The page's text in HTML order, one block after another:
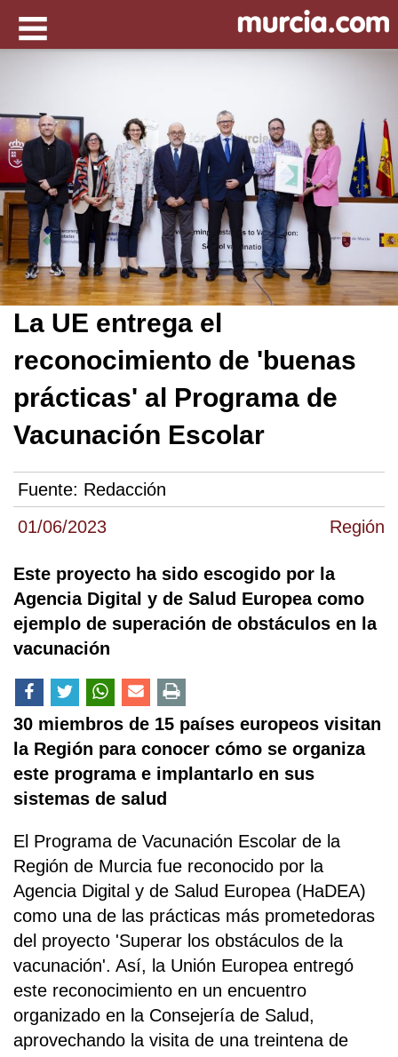
01/06/2023 Región
La UE entrega el
reconocimiento de 'buenas
prácticas' al Programa de
Vacunación Escolar
Fuente: Redacción
Este proyecto ha sido escogido por la
Agencia Digital y de Salud Europea como
ejemplo de superación de obstáculos en la
vacunación
30 miembros de 15 países europeos visitan
la Región para conocer cómo se organiza
este programa e implantarlo en sus
sistemas de salud
El Programa de Vacunación Escolar de la
Región de Murcia fue reconocido por la
Agencia Digital y de Salud Europea (HaDEA)
como una de las prácticas más prometedoras
del proyecto 'Superar los obstáculos de la
vacunación'. Así, la Unión Europea entregó
este reconocimiento en un encuentro
organizado en la Consejería de Salud,
aprovechando la visita de una treintena de